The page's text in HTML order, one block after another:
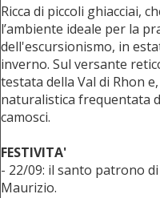
Ricca di piccoli ghiacciai,
l’ambiente ideale per la
dell'escursionismo, in
inverno. Sul versante
testata della Val di Rhon
naturalistica frequentata
camosci.
FESTIVITA'
- 22/09: il santo patrono
Maurizio.